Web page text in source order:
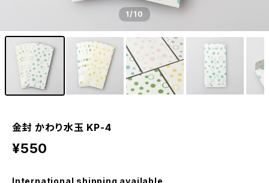
1/10
金封 かわり水玉 KP-4
¥550
International shipping available